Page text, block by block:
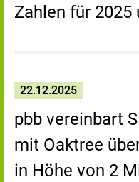
Zahlen für
22.12.2025
pbb vereinbart
mit Oaktree
in Höhe von 2